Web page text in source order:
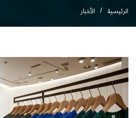
الرئيسية الأخبار